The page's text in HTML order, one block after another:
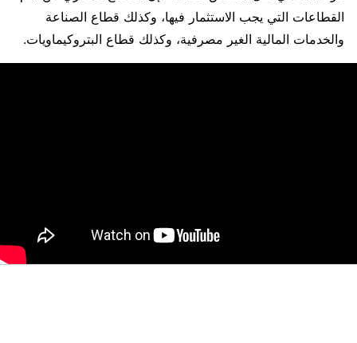
القطاعات التي يجب الاستثمار فيها، وكذلك قطاع الصناعة
والخدمات المالية الغير مصرفية، وكذلك قطاع البتروكيماويات.